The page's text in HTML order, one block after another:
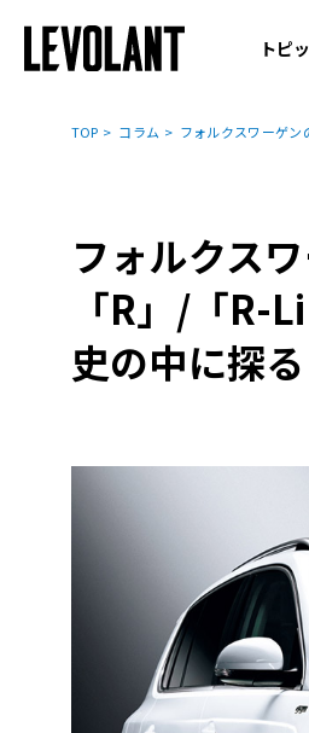
トピ
ニュー
コラム
TOP コラム フォルクスワーゲン
フォルクス
「R」/「R-
史の中に探る